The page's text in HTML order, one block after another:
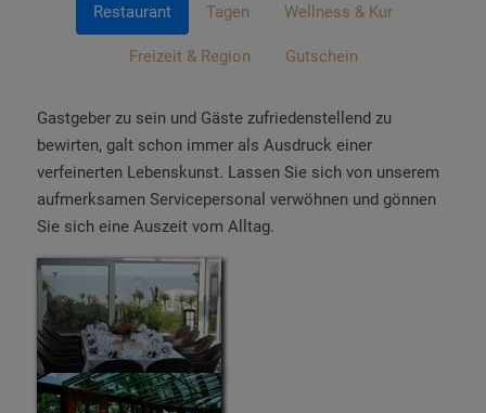
Restaurant Tagen Wellness & Kur
Freizeit & Region Gutschein
Gastgeber zu sein und Gäste zufriedenstellend zu
bewirten, galt schon immer als Ausdruck einer
verfeinerten Lebenskunst. Lassen Sie sich von unserem
aufmerksamen Servicepersonal verwöhnen und gönnen
Sie sich eine Auszeit vom Alltag.